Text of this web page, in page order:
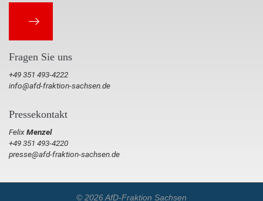
Fragen Sie uns
+49 351 493-4222
info@afd-fraktion-sachsen.de
Pressekontakt
FelixMenzel
+49 351 493-4220
presse@afd-fraktion-sachsen.de
© 2026 AfD-Fraktion Sachsen